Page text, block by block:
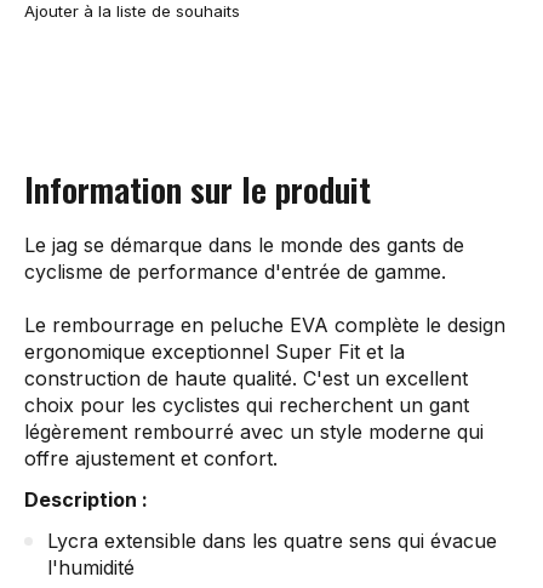
Ajouter à la liste de souhaits
Information sur le produit
Le jag se démarque dans le monde des gants de
cyclisme de performance d'entrée de gamme.
Le rembourrage en peluche EVA complète le design
ergonomique exceptionnel Super Fit et la
construction de haute qualité. C'est un excellent
choix pour les cyclistes qui recherchent un gant
légèrement rembourré avec un style moderne qui
offre ajustement et confort.
Description :
Lycra extensible dans les quatre sens qui évacue
l'humidité